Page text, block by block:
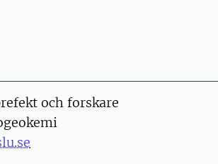
och forskare